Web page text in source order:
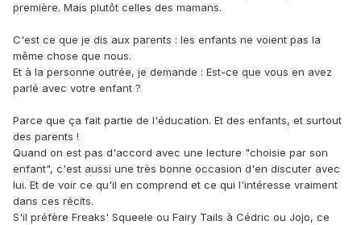
première. Mais plutôt celles des mamans.
C'est ce que je dis aux parents : les enfants ne voient pas la
même chose que nous.
Et à la personne outrée, je demande : Est-ce que vous en avez
parlé avec votre enfant ?
Parce que ça fait partie de l'éducation. Et des enfants, et surtout
des parents !
Quand on est pas d'accord avec une lecture "choisie par son
enfant", c'est aussi une très bonne occasion d'en discuter avec
lui. Et de voir ce qu'il en comprend et ce qui l'intéresse vraiment
dans ces récits.
S'il préfère Freaks' Squeele ou Fairy Tails à Cédric ou Jojo, ce